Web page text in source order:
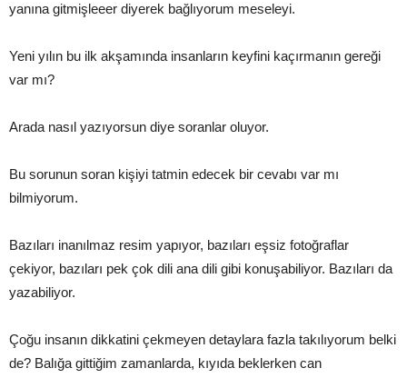
yanına gitmişleeer diyerek bağlıyorum meseleyi.
Yeni yılın bu ilk akşamında insanların keyfini kaçırmanın gereği
var mı?
Arada nasıl yazıyorsun diye soranlar oluyor.
Bu sorunun soran kişiyi tatmin edecek bir cevabı var mı
bilmiyorum.
Bazıları inanılmaz resim yapıyor, bazıları eşsiz fotoğraflar
çekiyor, bazıları pek çok dili ana dili gibi konuşabiliyor. Bazıları da
yazabiliyor.
Çoğu insanın dikkatini çekmeyen detaylara fazla takılıyorum belki
de? Balığa gittiğim zamanlarda, kıyıda beklerken can